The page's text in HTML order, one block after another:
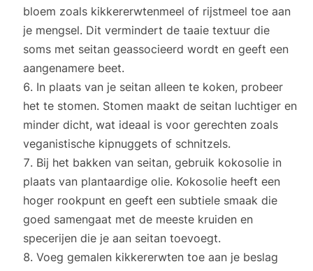
bloem zoals kikkererwtenmeel of rijstmeel toe aan
je mengsel. Dit vermindert de taaie textuur die
soms met seitan geassocieerd wordt en geeft een
aangenamere beet.
In plaats van je seitan alleen te koken, probeer
het te stomen. Stomen maakt de seitan luchtiger en
minder dicht, wat ideaal is voor gerechten zoals
veganistische kipnuggets of schnitzels.
Bij het bakken van seitan, gebruik kokosolie in
plaats van plantaardige olie. Kokosolie heeft een
hoger rookpunt en geeft een subtiele smaak die
goed samengaat met de meeste kruiden en
specerijen die je aan seitan toevoegt.
Voeg gemalen kikkererwten toe aan je beslag